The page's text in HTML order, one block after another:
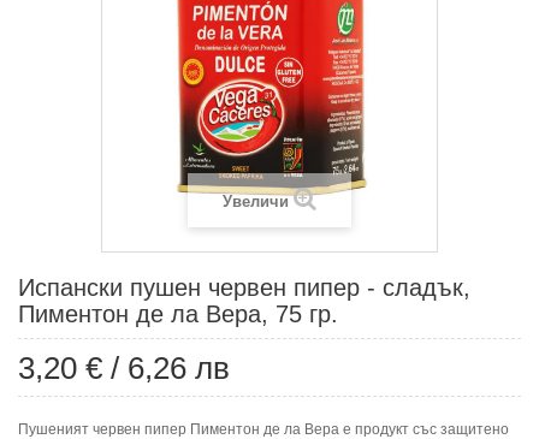
Увеличи
Испански пушен червен пипер - сладък,
Пиментон де ла Вера, 75 гр.
3,20 € / 6,26 лв
Пушеният червен пипер Пиментон де ла Вера е продукт със защитено